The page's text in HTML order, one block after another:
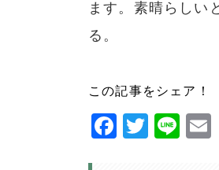
ます。素晴らしい
る。
この記事をシェア！
Twitter
Line